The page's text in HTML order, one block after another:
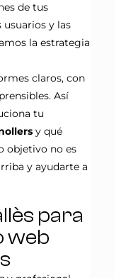
de tus
y las
la estrategia
claros, con
Así
tu
y qué
objetivo no es
y ayudarte a
para
web